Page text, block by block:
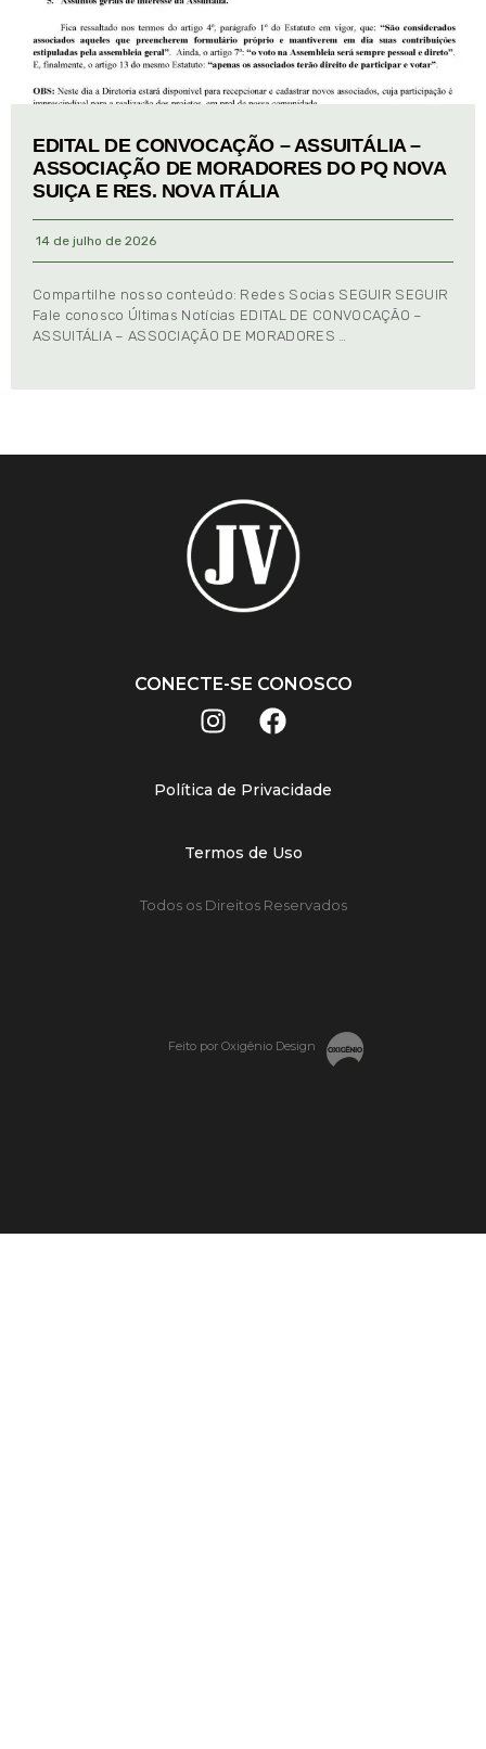
EDITAL DE CONVOCAÇÃO – ASSUITÁLIA –
ASSOCIAÇÃO DE MORADORES DO PQ NOVA
SUIÇA E RES. NOVA ITÁLIA
14 de julho de 2026
Compartilhe nosso conteúdo: Redes Socias SEGUIR SEGUIR
Fale conosco Últimas Notícias EDITAL DE CONVOCAÇÃO –
ASSUITÁLIA – ASSOCIAÇÃO DE MORADORES …
CONECTE-SE CONOSCO
Política de Privacidade
Termos de Uso
Todos os Direitos Reservados
Feito por Oxigênio Design